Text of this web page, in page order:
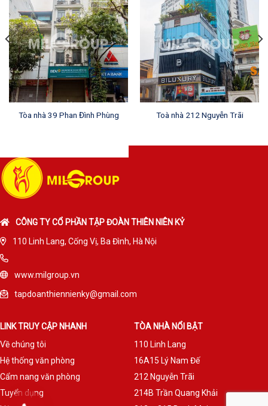
Tòa nhà 39 Phan Đình Phùng Toà nhà 212 Nguyễn Trãi
CÔNG TY CỔ PHẦN TẬP ĐOÀN THIÊN NIÊN KỶ
110 Linh Lang, Cống Vị, Ba Đình, Hà Nội
www.milgroup.vn
tapdoanthiennienky@gmail.com
LINK TRUY CẬP NHANH
Về chúng tôi
Hệ thống văn phòng
Cẩm nang văn phòng
Tuyển dụng
TÒA NHÀ NỔI BẬT
110 Linh Lang
16A15 Lý Nam Đế
212 Nguyễn Trãi
214B Trần Quang Khải